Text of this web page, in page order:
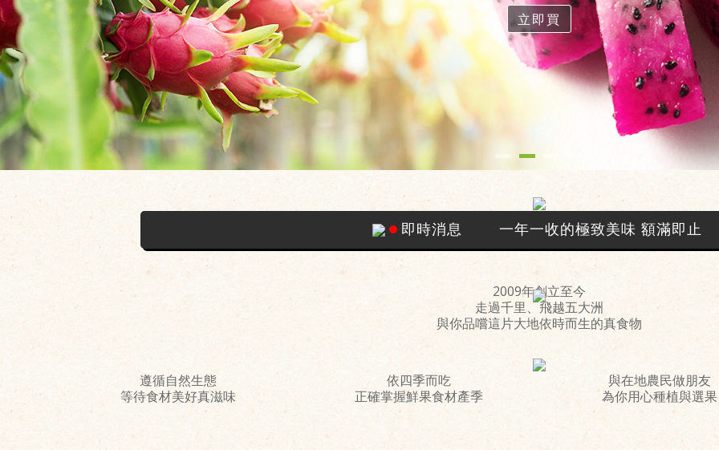
即時消息 一年一收的極致美味 額滿即止
2009年創立至今
走過千里、飛越五大洲
與你品嚐這片大地依時而生的真食物
遵循自然生態
等待食材美好真滋味
依四季而吃
正確掌握鮮果食材產季
與在地農民做朋友
為你用心種植與選果